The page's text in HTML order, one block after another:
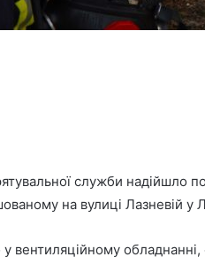
служби надійшло
на вулиці Лазневій у
вентиляційному